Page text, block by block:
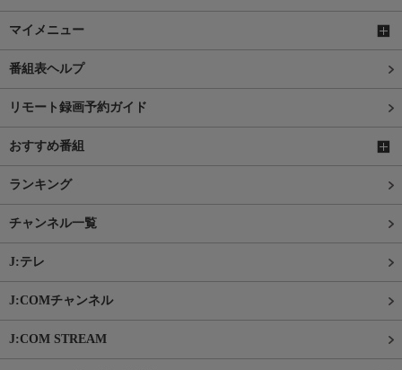
マイメニュー
番組表ヘルプ
リモート録画予約ガイド
おすすめ番組
ランキング
チャンネル一覧
J:テレ
J:COMチャンネル
J:COM STREAM